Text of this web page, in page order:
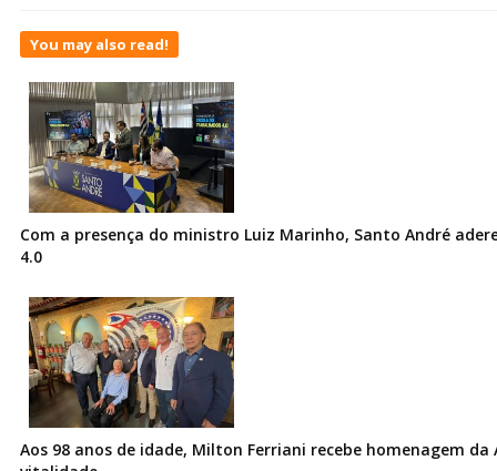
You may also read!
Com a presença do ministro Luiz Marinho, Santo André
4.0
Aos 98 anos de idade, Milton Ferriani recebe homenagem da